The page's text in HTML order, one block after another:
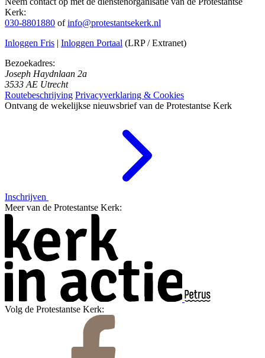
Kerk:
030-8801880 ofinfo@protestantsekerk.nl
Inloggen Fris | Inloggen Portaal (LRP / Extranet)
Bezoekadres:
Joseph Haydnlaan 2a
3533 AE Utrecht
Routebeschrijving Privacyverklaring & Cookies
Ontvang de wekelijkse nieuwsbrief van de Protestantse Kerk
Inschrijven
Meer van de Protestantse Kerk:
Volg de Protestantse Kerk: